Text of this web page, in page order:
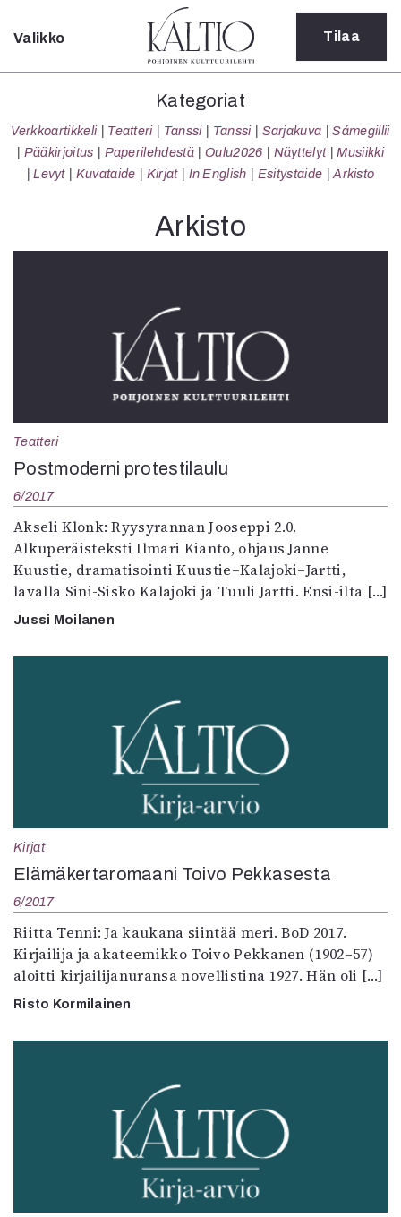
Sulje
Kategoriat
Verkkoartikkeli
Teatteri
Tanssi
Sarjakuva
Sámegillii
Musiikki
Levyt
Kuvataide
Arkisto
Lehdet
4/2026
2–3/2026
1/2026
5/2025
Info
Tilaus ja irtonumerot
Yhteistyössä
Toimitus
Mediatiedot
Valikko Tilaa
Kategoriat
Verkkoartikkeli Teatteri Tanssi Tanssi Sarjakuva
Sámegillii
Pääkirjoitus
Paperilehdestä Oulu2026 Näyttelyt
Musiikki
Levyt
Kuvataide Kirjat In English Esitystaide Arkisto
Arkisto
Teatteri
Postmoderni protestilaulu
6/2017
Akseli Klonk: Ryysyrannan Jooseppi 2.0.
Alkuperäisteksti Ilmari Kianto, ohjaus Janne
Kuustie, dramatisointi Kuustie–Kalajoki–Jartti,
lavalla Sini-Sisko Kalajoki ja Tuuli Jartti. Ensi-ilta […]
Jussi Moilanen
Kirjat
Elämäkertaromaani Toivo Pekkasesta
6/2017
Riitta Tenni: Ja kaukana siintää meri. BoD 2017.
Kirjailija ja akateemikko Toivo Pekkanen (1902–57)
aloitti kirjailijanuransa novellistina 1927. Hän oli […]
Risto Kormilainen